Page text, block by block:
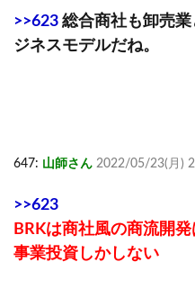
>>623 総合商社も卸売
ジネスモデルだね。
647: 山師さん 2022/05/23(月)
>>623
BRKは商社風の商流開
事業投資しかしない